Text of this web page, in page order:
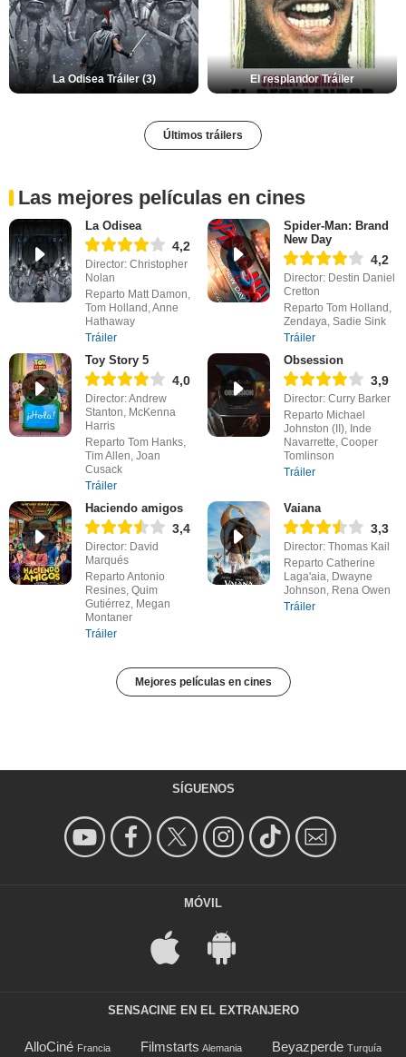
La Odisea Tráiler (3) El resplandor Tráiler
Últimos tráilers
Las mejores películas en cines
La Odisea
4,2
Director: Christopher
Nolan
Reparto Matt Damon,
Tom Holland, Anne
Hathaway
Tráiler
Spider-Man: Brand
New Day
4,2
Director: Destin Daniel
Cretton
Reparto Tom Holland,
Zendaya, Sadie Sink
Tráiler
Toy Story 5
4,0
Director: Andrew
Stanton, McKenna
Harris
Reparto Tom Hanks,
Tim Allen, Joan
Cusack
Tráiler
Obsession
3,9
Director: Curry Barker
Reparto Michael
Johnston (II), Inde
Navarrette, Cooper
Tomlinson
Tráiler
Haciendo amigos
3,4
Director: David
Marqués
Reparto Antonio
Resines, Quim
Gutiérrez, Megan
Montaner
Tráiler
Vaiana
3,3
Director: Thomas Kail
Reparto Catherine
Laga'aia, Dwayne
Johnson, Rena Owen
Tráiler
Mejores películas en cines
SÍGUENOS
MÓVIL
SENSACINE EN EL EXTRANJERO
AlloCiné Francia Filmstarts Alemania Beyazperde Turquía